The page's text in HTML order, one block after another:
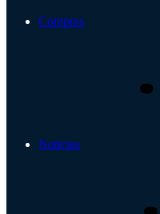
Compras
Noticias